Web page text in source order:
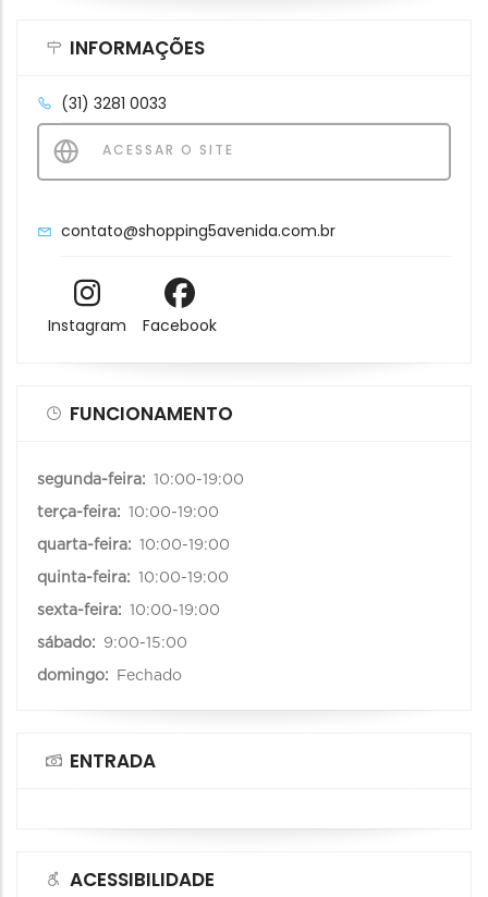
INFORMAÇÕES
(31) 3281 0033
ACESSAR O SITE
contato@shopping5avenida.com.br
Instagram Facebook
FUNCIONAMENTO
segunda-feira: 10:00-19:00
terça-feira: 10:00-19:00
quarta-feira: 10:00-19:00
quinta-feira: 10:00-19:00
sexta-feira: 10:00-19:00
sábado: 9:00-15:00
domingo: Fechado
ENTRADA
ACESSIBILIDADE